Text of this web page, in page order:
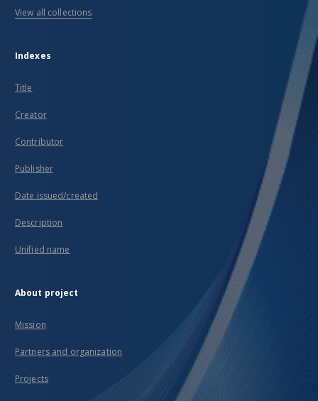
View all collections
Indexes
Title
Creator
Contributor
Publisher
Date issued/created
Description
Unified name
About project
Mission
Partners and organization
Projects